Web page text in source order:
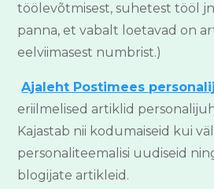
töölevõtmisest, suhetest tööl
panna, et vabalt loetavad on
eelviimasest numbrist.)
Ajaleht Postimees
eriilmelised artiklid
Kajastab nii kodumaiseid kui
personaliteemalisi uudiseid
blogijate artikleid.